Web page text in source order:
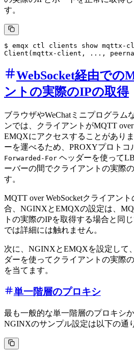
す。
$ emqx ctl clients show mqttx-
WebSocket経由での
ントの実際のIPの取得
ブラウザやWeChatミニプログラム
ンでは、クライアントがMQTT over
EMQXにアクセスすることがあり
ーを運べるため、PROXYプロトコ
Forwarded-For ヘッダーを使って
ーバーの間でクライアントの実際
す。
MQTT over WebSocketクライアン
合、NGINXとEMQXの設定は、
トの実際のIPを取得する場合と同
では詳細には触れません。
次に、NGINXとEMQXを設定して、
ダーを使ってクライアントの実際
を当てます。
単一階層のプロキシ
最も一般的な単一階層のプロキシ
NGINXのサンプル設定は以下の通